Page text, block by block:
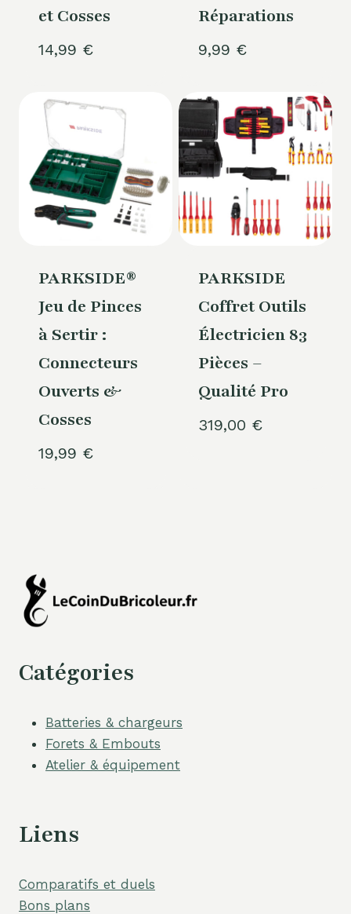
et Cosses
14,99 €
Réparations
9,99 €
PARKSIDE®
Jeu de Pinces
à Sertir :
Connecteurs
Ouverts &
Cosses
19,99 €
PARKSIDE
Coffret Outils
Électricien 83
Pièces –
Qualité Pro
319,00 €
Catégories
Batteries & chargeurs
Forets & Embouts
Atelier & équipement
Liens
Comparatifs et duels
Bons plans